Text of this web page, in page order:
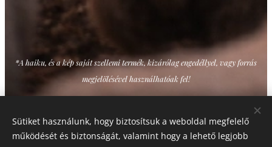
*A haiku, és a kép saját szellemi termék, kizárólag engedéllyel, vagy forrás
megjelölésével használhatóak fel!
Share
Sütiket használunk, hogy biztosítsuk a weboldal megfelelő
működését és biztonságát, valamint hogy a lehető legjobb